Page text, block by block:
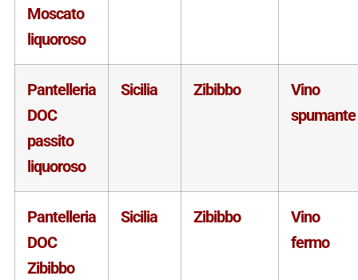
Moscato
liquoroso
Pantelleria
DOC
passito
liquoroso
Sicilia Zibibbo
Vino
spumante
Pantelleria
DOC
Zibibbo
Sicilia Zibibbo
Vino
fermo